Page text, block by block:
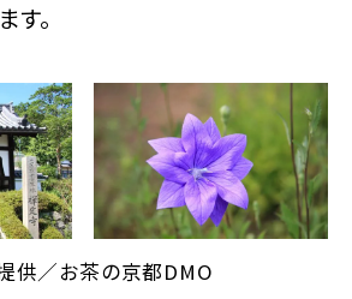
。
供／お茶の京都DMO